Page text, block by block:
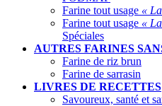
Farine tout usage «
Farine tout usage «
Spéciales
AUTRES FARINES
Farine de riz brun
Farine de sarrasin
LIVRES DE RECETTES
Savoureux, santé et